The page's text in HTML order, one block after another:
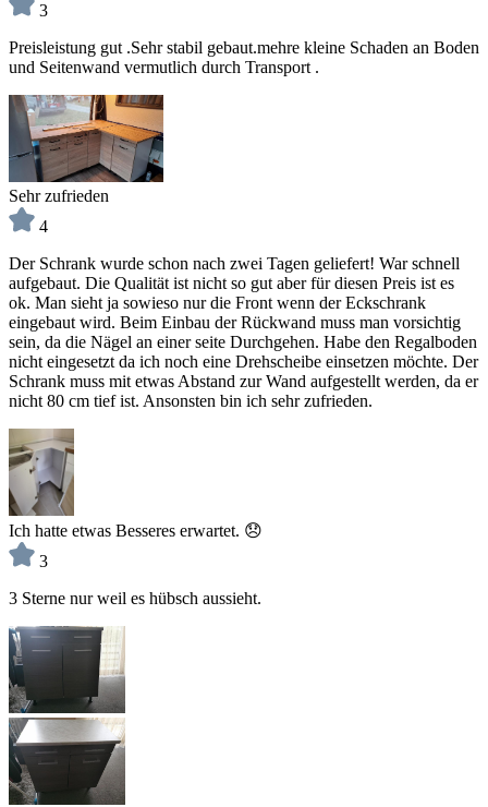
3
Preisleistung gut .Sehr stabil gebaut.mehre kleine Schaden an Boden
und Seitenwand vermutlich durch Transport .
Sehr zufrieden
4
Der Schrank wurde schon nach zwei Tagen geliefert! War schnell
aufgebaut. Die Qualität ist nicht so gut aber für diesen Preis ist es
ok. Man sieht ja sowieso nur die Front wenn der Eckschrank
eingebaut wird. Beim Einbau der Rückwand muss man vorsichtig
sein, da die Nägel an einer seite Durchgehen. Habe den Regalboden
nicht eingesetzt da ich noch eine Drehscheibe einsetzen möchte. Der
Schrank muss mit etwas Abstand zur Wand aufgestellt werden, da er
nicht 80 cm tief ist. Ansonsten bin ich sehr zufrieden.
Ich hatte etwas Besseres erwartet. 😞
3
3 Sterne nur weil es hübsch aussieht.